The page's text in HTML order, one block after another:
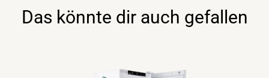
Das könnte dir auch gefallen